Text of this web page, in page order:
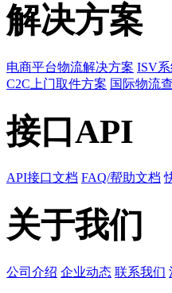
解决方案
电商平台物流解决方案 ISV
C2C上门取件方案 国际物流
接口API
API接口文档 FAQ/帮助文档
关于我们
公司介绍 企业动态 联系我们